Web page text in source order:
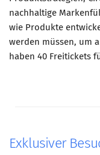
nachhaltige
wie Produkte
werden müssen, um
haben 40 Freitickets
Exklusiver